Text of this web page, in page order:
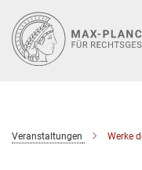
Hauptinhalt
Veranstaltungen Werke